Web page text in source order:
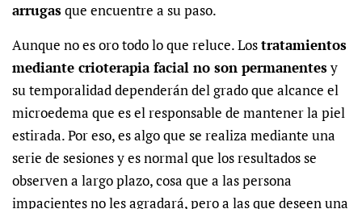
arrugasque encuentre a su paso.
Aunque no es oro todo lo que reluce. Lostratamientos
mediante crioterapia facial no son permanentesy
su temporalidad dependerán del grado que alcance el
microedema que es el responsable de mantener la piel
estirada. Por eso, es algo que se realiza mediante una
serie de sesiones y es normal que los resultados se
observen a largo plazo, cosa que a las persona
impacientes no les agradará, pero a las que deseen una